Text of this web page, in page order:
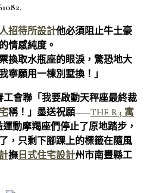
招待所設計他必須阻止牛土豪
情感純度。
換取水瓶座的眼淚，驚恐地大
寧願用一棟別墅換！」
工會聯「我要啟動天秤座最終裁
稱！」墨送祝願——THE R3 寓
動摩羯座們停止了原地踏步，
，只剩下腳踝上的標籤在隨風
撫 日式住宅設計州市南豐縣工